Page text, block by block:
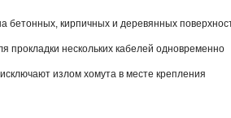
бетонных, кирпичных и деревянных
прокладки нескольких кабелей одновременно
излом хомута в месте крепления